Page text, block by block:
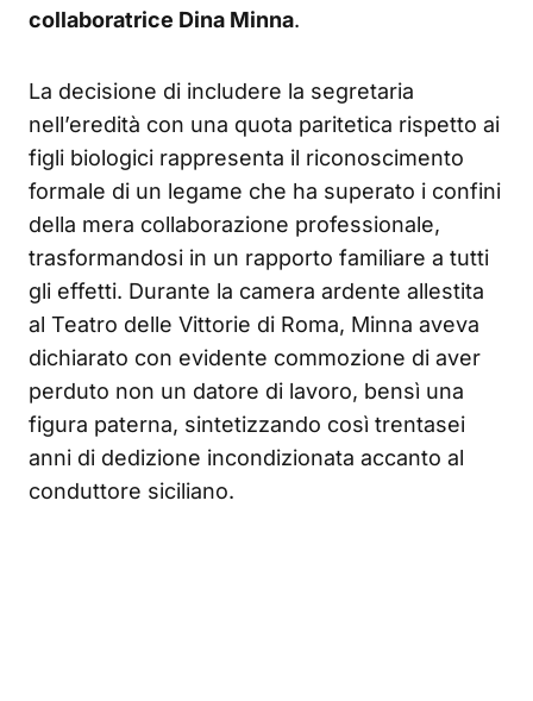
collaboratrice Dina Minna.
La decisione di includere la segretaria
nell’eredità con una quota paritetica rispetto ai
figli biologici rappresenta il riconoscimento
formale di un legame che ha superato i confini
della mera collaborazione professionale,
trasformandosi in un rapporto familiare a tutti
gli effetti. Durante la camera ardente allestita
al Teatro delle Vittorie di Roma, Minna aveva
dichiarato con evidente commozione di aver
perduto non un datore di lavoro, bensì una
figura paterna, sintetizzando così trentasei
anni di dedizione incondizionata accanto al
conduttore siciliano.